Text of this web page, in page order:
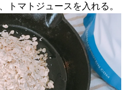
トマトジュースを入れる。